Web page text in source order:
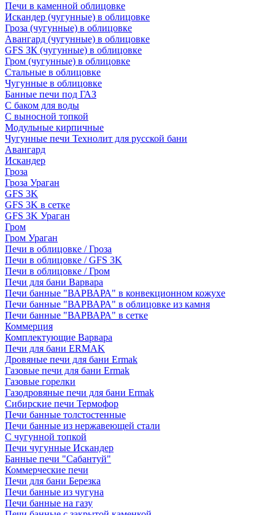
Печи в каменной облицовке
Искандер (чугунные) в облицовке
Гроза (чугунные) в облицовке
Авангард (чугунные) в облицовке
GFS ЗК (чугунные) в облицовке
Гром (чугунные) в облицовке
Стальные в облицовке
Чугунные в облицовке
Банные печи под ГАЗ
С баком для воды
С выносной топкой
Модульные кирпичные
Чугунные печи Технолит для русской бани
Авангард
Искандер
Гроза
Гроза Ураган
GFS 3K
GFS 3K в сетке
GFS 3K Ураган
Гром
Гром Ураган
Печи в облицовке / Гроза
Печи в облицовке / GFS 3K
Печи в облицовке / Гром
Печи для бани Варвара
Печи банные "ВАРВАРА" в конвекционном кожухе
Печи банные "ВАРВАРА" в облицовке из камня
Печи банные "ВАРВАРА" в сетке
Коммерция
Комплектующие Варвара
Печи для бани ERMAK
Дровяные печи для бани Ermak
Газовые печи для бани Ermak
Газовые горелки
Газодровяные печи для бани Ermak
Сибирские печи Термофор
Печи банные толстостенные
Печи банные из нержавеющей стали
С чугунной топкой
Печи чугунные Искандер
Банные печи "Сабантуй"
Коммерческие печи
Печи для бани Березка
Печи банные из чугуна
Печи банные на газу